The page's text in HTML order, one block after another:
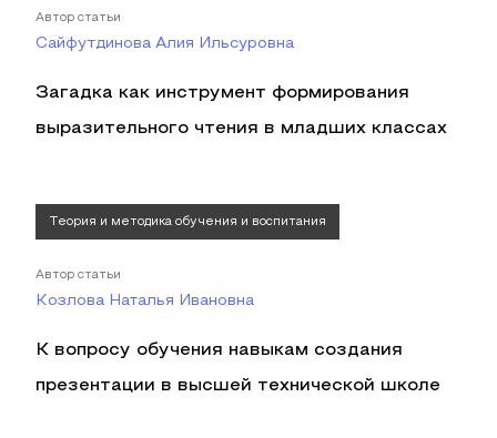
Автор статьи
Сайфутдинова Алия Ильсуровна
Загадка как инструмент формирования
выразительного чтения в младших классах
Теория и методика обучения и воспитания
Автор статьи
Козлова Наталья Ивановна
К вопросу обучения навыкам создания
презентации в высшей технической школе